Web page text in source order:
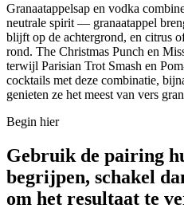
Granaatappelsap en vodka
neutrale spirit — granaatappel
blijft op de achtergrond, en citrus
rond. The Christmas Punch en
terwijl Parisian Trot Smash en
cocktails met deze combinatie,
genieten ze het meest van vers
Begin hier
Gebruik de pairing
begrijpen, schakel
om het resultaat te